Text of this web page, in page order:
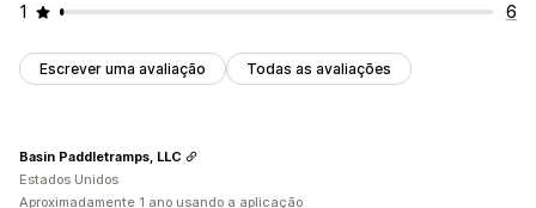
1
6
Escrever uma avaliação Todas as avaliações
Basin Paddletramps, LLC
Estados Unidos
Aproximadamente 1 ano usando a aplicação